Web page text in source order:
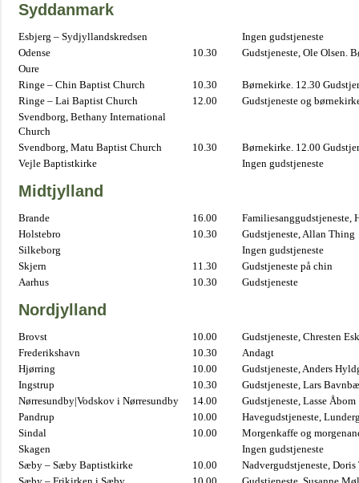
Syddanmark
Esbjerg – Sydjyllandskredsen
Ingen gudstjeneste
Odense
10.30
Gudstjeneste, Ole Olsen.
Oure
Ringe – Chin Baptist Church
10.30
Børnekirke. 12.30
Ringe – Lai Baptist Church
12.00
Gudstjeneste og
Svendborg, Bethany International
Church
Svendborg, Matu Baptist Church
10.30
Børnekirke. 12.00
Vejle Baptistkirke
Ingen gudstjeneste
Midtjylland
Brande 16.00
Familiesanggudstjeneste,
Holstebro
10.30
Gudstjeneste, Allan Thing
Silkeborg
Ingen gudstjeneste
Skjern
11.30
Gudstjeneste på chin
Aarhus
10.30 Gudstjeneste
Nordjylland
Brovst 10.00
Gudstjeneste, Chresten
Frederikshavn
10.30
Andagt
Hjørring
10.00
Gudstjeneste, Anders
Ingstrup
10.30
Gudstjeneste, Lars
Nørresundby|Vodskov i Nørresundby
14.00
Gudstjeneste, Lasse Åbom
Pandrup
10.00
Havegudstjeneste,
Sindal
10.00
Morgenkaffe og
Skagen
Ingen gudstjeneste
Sæby – Sæby Baptistkirke
10.00
Nadvergudstjeneste,